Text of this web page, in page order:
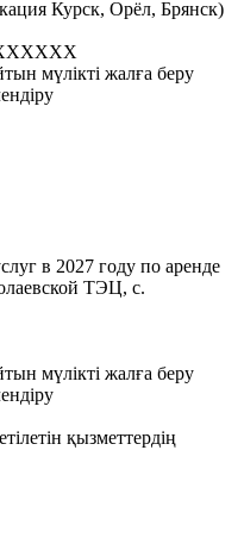
Курск, Орёл, Брянск)
мүлікті жалға беру
в 2027 году по аренде
ТЭЦ, с.
мүлікті жалға беру
қызметтердің